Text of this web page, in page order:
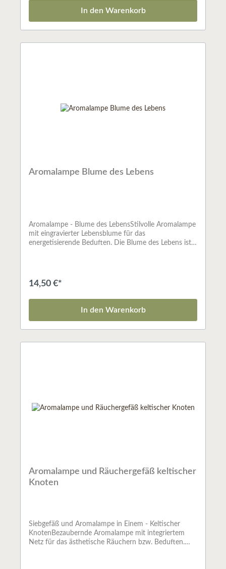
WasserÖlgemisch sanft erwärmt und der köstliche
In den Warenkorb
Aromalampe Blume des Lebens
Aromalampe - Blume des LebensStilvolle Aromalampe
mit eingravierter Lebensblume für das
energetisierende Beduften. Die Blume des Lebens ist
14,50 €*
In den Warenkorb
Aromalampe und Räuchergefäß keltischer
Knoten
Siebgefäß und Aromalampe in Einem - Keltischer
KnotenBezaubernde Aromalampe mit integriertem
Netz für das ästhetische Räuchern bzw. Beduften.